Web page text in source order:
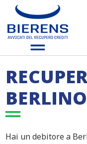
BERLINO
Hai un debitore a